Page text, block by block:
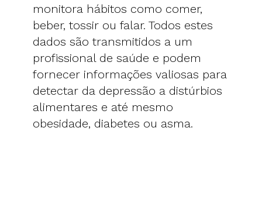
monitora hábitos como comer,
beber, tossir ou falar. Todos estes
dados são transmitidos a um
profissional de saúde e podem
fornecer informações valiosas para
detectar da depressão a distúrbios
alimentares e até mesmo
obesidade, diabetes ou asma.